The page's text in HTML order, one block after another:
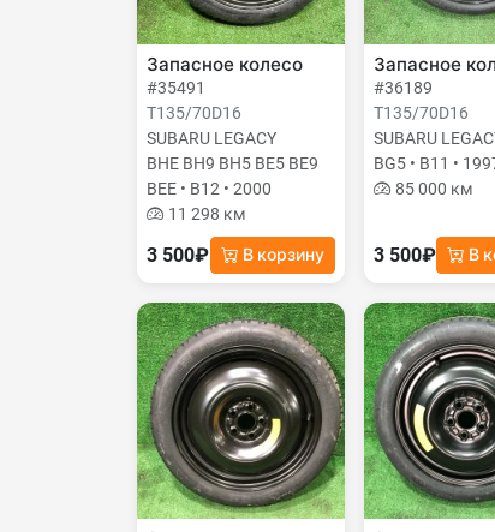
Запасное колесо
#35491
T135/70D16
SUBARU LEGACY
BHE BH9 BH5 BE5 BE9
BEE • B12 • 2000
11 298 км
3 500₽ В корзину
Запасное
#36189
T135/70D16
SUBARU
BG5 • B11 •
85 000 км
3 500₽ В